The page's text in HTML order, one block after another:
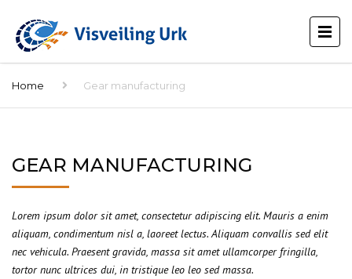
Home Gear manufacturing
GEAR MANUFACTURING
Lorem ipsum dolor sit amet, consectetur adipiscing elit. Mauris a enim
aliquam, condimentum nisl a, laoreet lectus. Aliquam convallis sed elit
nec vehicula. Praesent gravida, massa sit amet ullamcorper fringilla,
tortor nunc ultrices dui, in tristique leo leo sed massa.